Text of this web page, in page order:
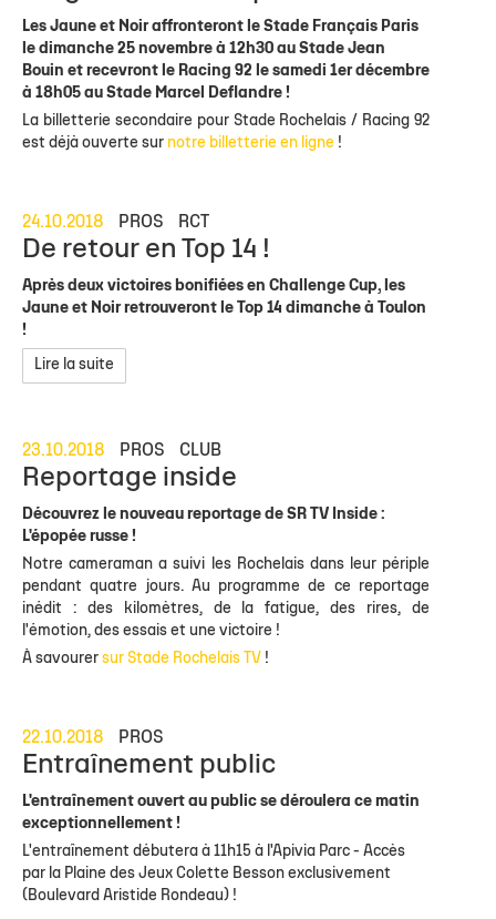
Les Jaune et Noir affronteront le Stade Français Paris
le dimanche 25 novembre à 12h30 au Stade Jean
Bouin et recevront le Racing 92 le samedi 1er décembre
à 18h05 au Stade Marcel Deflandre !
La billetterie secondaire pour Stade Rochelais / Racing 92
est déjà ouverte sur notre billetterie en ligne !
24.10.2018 PROS RCT
De retour en Top 14 !
Après deux victoires bonifiées en Challenge Cup, les
Jaune et Noir retrouveront le Top 14 dimanche à Toulon
!
Lire la suite
23.10.2018 PROS CLUB
Reportage inside
Découvrez le nouveau reportage de SR TV Inside :
L'épopée russe !
Notre cameraman a suivi les Rochelais dans leur périple
pendant quatre jours. Au programme de ce reportage
inédit : des kilomètres, de la fatigue, des rires, de
l'émotion, des essais et une victoire !
À savourer sur Stade Rochelais TV !
22.10.2018 PROS
Entraînement public
L'entraînement ouvert au public se déroulera ce matin
exceptionnellement !
L'entraînement débutera à 11h15 à l'Apivia Parc - Accès
par la Plaine des Jeux Colette Besson exclusivement
(Boulevard Aristide Rondeau) !